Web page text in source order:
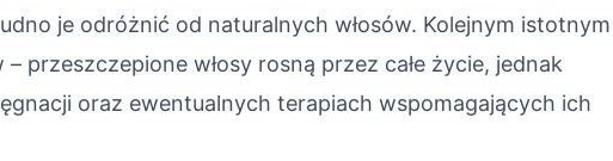
je odróżnić od naturalnych włosów. Kolejnym istotnym
przeszczepione włosy rosną przez całe życie, jednak
oraz ewentualnych terapiach wspomagających ich